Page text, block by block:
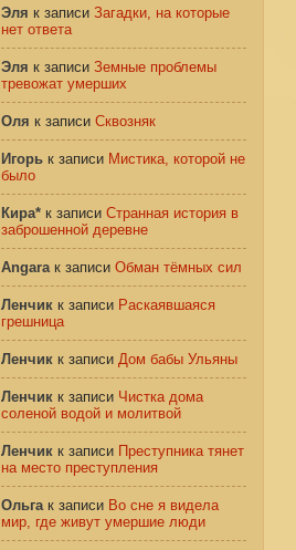
Эля к записи Загадки, на которые
нет ответа
Эля к записи Земные проблемы
тревожат умерших
Оля к записи Сквозняк
Игорь к записи Мистика, которой не
было
Кира* к записи Странная история в
заброшенной деревне
Angaraк записи Обман тёмных сил
Ленчик к записи Раскаявшаяся
грешница
Ленчик к записи Дом бабы Ульяны
Ленчик к записи Чистка дома
соленой водой и молитвой
Ленчик к записи Преступника тянет
на место преступления
Ольгак записи Во сне я видела
мир, где живут умершие люди